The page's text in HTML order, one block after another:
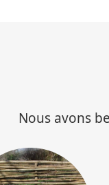
Nous avons